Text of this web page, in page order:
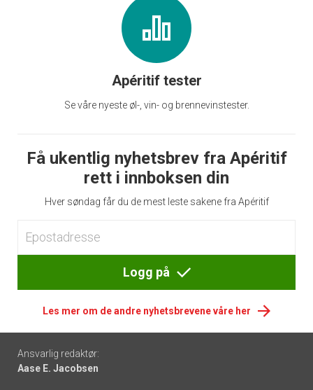
Apéritif tester
Se våre nyeste øl-, vin- og brennevinstester.
Få ukentlig nyhetsbrev fra Apéritif
rett i innboksen din
Hver søndag får du de mest leste sakene fra Apéritif
Logg på
Les mer om de andre nyhetsbrevene våre her
Footer
-
Ansvarlig redaktør:
Aase E. Jacobsen